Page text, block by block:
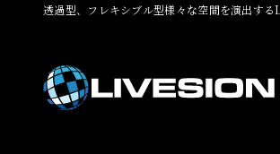
透過型、フレキシブル型様々な空間を演出する